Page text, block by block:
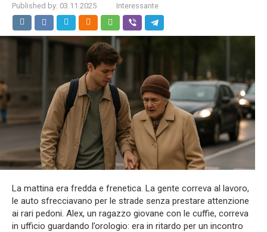
Published by: 03.11.2025 Interessante
La mattina era fredda e frenetica. La gente correva al lavoro,
le auto sfrecciavano per le strade senza prestare attenzione
ai rari pedoni. Alex, un ragazzo giovane con le cuffie, correva
in ufficio guardando l’orologio: era in ritardo per un incontro